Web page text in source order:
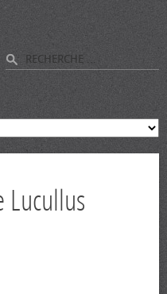
Lucullus